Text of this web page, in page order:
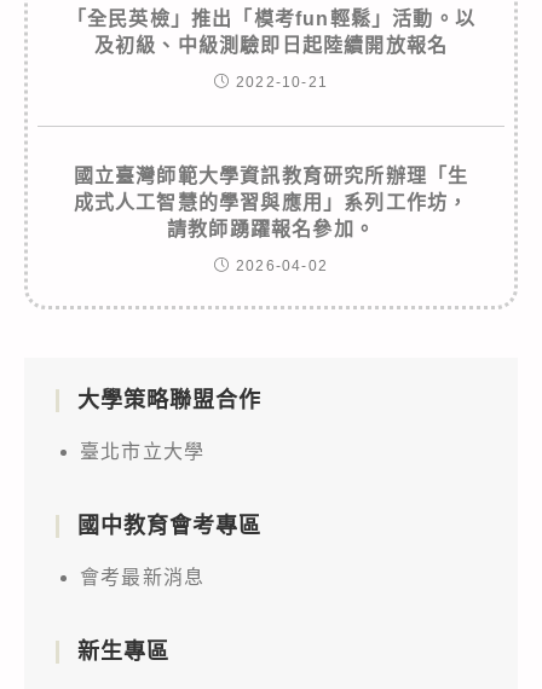
「全民英檢」推出「模考fun輕鬆」活動。以
及初級、中級測驗即日起陸續開放報名
2022-10-21
國立臺灣師範大學資訊教育研究所辦理「生
成式人工智慧的學習與應用」系列工作坊，
請教師踴躍報名參加。
2026-04-02
大學策略聯盟合作
臺北市立大學
國中教育會考專區
會考最新消息
新生專區